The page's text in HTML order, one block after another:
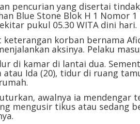
pencurian yang disertai
Blue Stone Blok H 1 Nomor
pukul 05.30 WITA dini hari.
korban bernama
aksinya. Pelaku
di kamar di lantai dua.
atau Ida (20), tidur di ruang
awalnya ia mendengar
mengusir tikus atau